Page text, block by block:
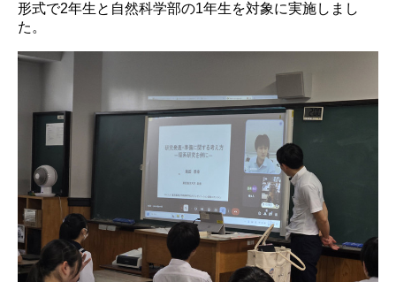
形式で2年生と自然科学部の1年生を対象に実施しまし
た。